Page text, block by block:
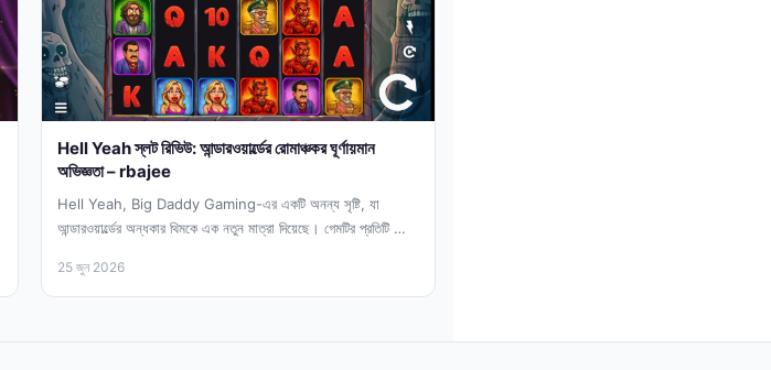
Hell Yeah স্লট রিভিউ: আন্ডারওয়ার্ল্ডের রোমাঞ্চকর ঘূর্ণায়মান
অভিজ্ঞতা – rbajee
Hell Yeah, Big Daddy Gaming-এর একটি অনন্য সৃষ্টি, যা
আন্ডারওয়ার্ল্ডের অন্ধকার থিমকে এক নতুন মাত্রা দিয়েছে। গেমটির প্রতিটি স্পিন
25 জুন 2026